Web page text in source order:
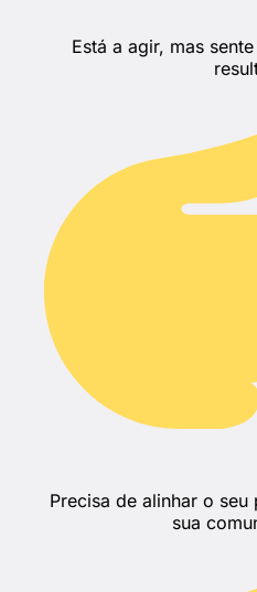
Está a agir, mas
Precisa de alinhar o
sua